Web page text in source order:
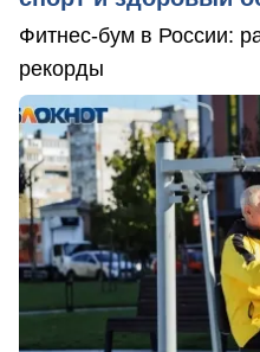
Фитнес-бум в России:
рекорды